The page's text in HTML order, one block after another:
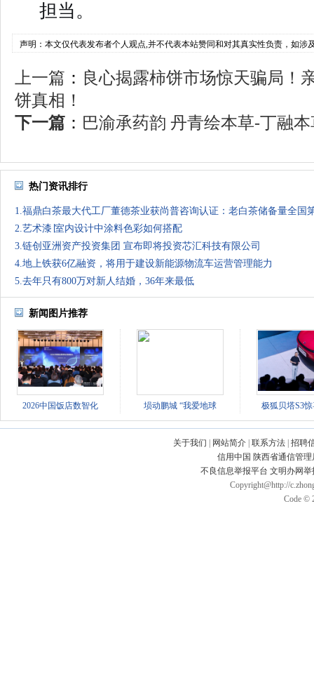
担当。
声明：本文仅代表发布者个人观点,并不代表本站赞同和对其真实性负责，如涉
上一篇 ： 良心揭露柿饼市场惊天骗局！
饼真相！
下一篇 ： 巴渝承药韵 丹青绘本草-丁融本
热门资讯排行
1.福鼎白茶最大代工厂董德茶业获尚普咨询认证：老白茶储备量全国
2.艺术漆∣室内设计中涂料色彩如何搭配
3.链创亚洲资产投资集团 宣布即将投资芯汇科技有限公司
4.地上铁获6亿融资，将用于建设新能源物流车运营管理能力
5.去年只有800万对新人结婚，36年来最低
新闻图片推荐
2026中国饭店数智化 埙动鹏城 “我爱地球 极狐贝塔S3
关于我们 网站简介 联系方法 招聘
信用中国 陕西省通信管理
不良信息举报平台 文明办网
Copyright@http://
Code ©